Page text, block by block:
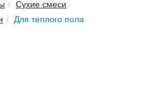
Сухие смеси
Для теплого пола